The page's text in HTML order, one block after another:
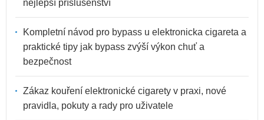
nejlepší příslušenství
Kompletní návod pro bypass u elektronicka cigareta a
praktické tipy jak bypass zvýší výkon chuť a
bezpečnost
Zákaz kouření elektronické cigarety v praxi, nové
pravidla, pokuty a rady pro uživatele